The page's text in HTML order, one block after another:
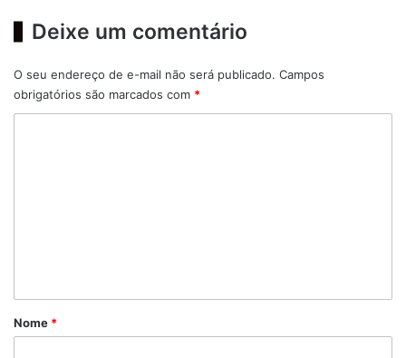
Deixe um comentário
O seu endereço de e-mail não será publicado. Campos
obrigatórios são marcados com *
rNome *